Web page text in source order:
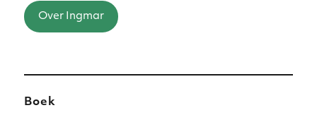
Over Ingmar
Boek